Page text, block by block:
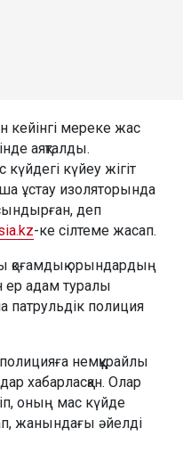
кейінгі мереке жас
аяқталды.
күйеу жігіт
ұстау изоляторында
деп
-ке сілтеме жасап.
қоғамдық орындардың
ер адам туралы
патрульдік полиция
немқұрайлы
хабарласқан. Олар
оның мас күйде
жанындағы әйелді